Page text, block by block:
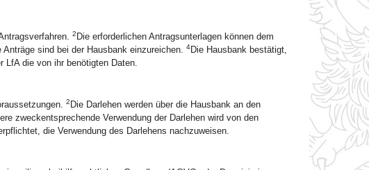
2 Die erforderlichen Antragsunterlagen können dem
Anträge sind bei der Hausbank einzureichen. 4Die Hausbank bestätigt,
LfA die von ihr benötigten Daten.
2 Die Darlehen werden über die Hausbank an den
zweckentsprechende Verwendung der Darlehen wird von den
die Verwendung des Darlehens nachzuweisen.